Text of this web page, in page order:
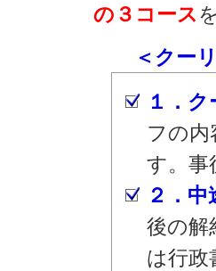
の３コース
＜クーリ
１．
フの内
す。事
２．
後の解
は行政